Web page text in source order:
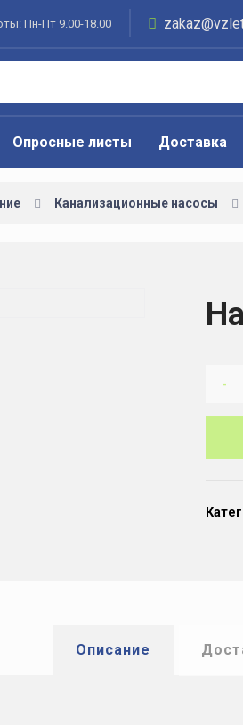
Пн-Пт 9.00-18.00
Опросные листы Доставка
Канализационные насосы
-
a
Описание